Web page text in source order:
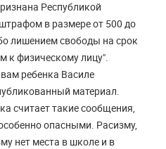
Республикой
в размере от 500 до
лишением свободы на срок
к физическому лицу".
ребенка Василе
материал.
считает такие сообщения,
опасными. Расизму,
нет места в школе и в